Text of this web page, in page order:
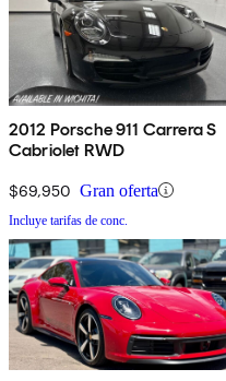
2012 Porsche 911 Carrera S
Cabriolet RWD
$69,950 Gran oferta
Incluye tarifas de conc.